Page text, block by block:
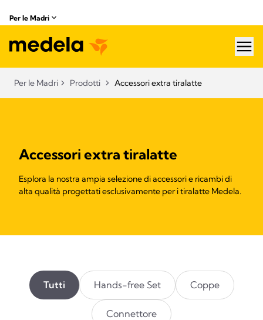
Per le Madri
Per le Madri Prodotti Accessori extra tiralatte​
Accessori extra tiralatte
Esplora la nostra ampia selezione di accessori e ricambi di
alta qualità progettati esclusivamente per i tiralatte Medela.
Tutti Hands-free Set Coppe
Connettore